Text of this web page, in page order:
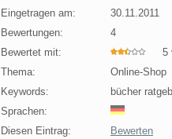
Eingetragen am:
30.11.2011
Bewertungen:
4
Bewertet mit:
5
Thema:
Online-Shop
Keywords:
bücher
Sprachen:
Diesen Eintrag:
Bewerten